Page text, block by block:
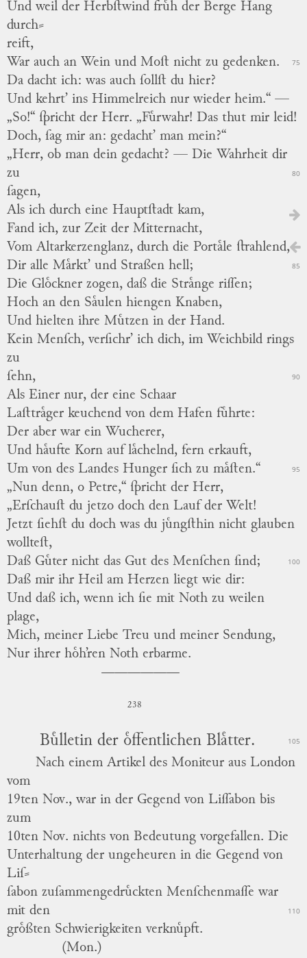
Und weil der Herbſtwind fruͤh der Berge Hang
durch⸗
reift,
War auch an Wein und Moſt nicht zu gedenken. 75
Da dacht ich: was auch ſollſt du hier?
Und kehrt’ ins Himmelreich nur wieder heim.“ —
„So!“ ſpricht der Herr. „Fuͤrwahr! Das thut mir leid!
Doch, ſag mir an: gedacht’ man mein?“
„Herr, ob man dein gedacht? — Die Wahrheit dir
zu
80
ſagen,
Als ich durch eine Hauptſtadt kam,
Fand ich, zur Zeit der Mitternacht,
Vom Altarkerzenglanz, durch die Portaͤle ſtrahlend,
Dir alle Maͤrkt’ und Straßen hell;
85
Die Gloͤckner zogen, daß die Straͤnge riſſen;
Hoch an den Saͤulen hiengen Knaben,
Und hielten ihre Muͤtzen in der Hand.
Kein Menſch, verſichr’ ich dich, im Weichbild rings
zu
ſehn,
90
Als Einer nur, der eine Schaar
Laſttraͤger keuchend von dem Hafen fuͤhrte:
Der aber war ein Wucherer,
Und haͤufte Korn auf laͤchelnd, fern erkauft,
Um von des Landes Hunger ſich zu maͤſten.“
95
„Nun denn, o Petre,“ ſpricht der Herr,
„Erſchauſt du jetzo doch den Lauf der Welt!
Jetzt ſiehſt du doch was du juͤngſthin nicht glauben
wollteſt,
Daß Guͤter nicht das Gut des Menſchen ſind;
100
Daß mir ihr Heil am Herzen liegt wie dir:
Und daß ich, wenn ich ſie mit Noth zu weilen
plage,
Mich, meiner Liebe Treu und meiner Sendung,
Nur ihrer hoͤh’ren Noth erbarme.
238
Buͤlletin der oͤffentlichen Blaͤtter. 105
Nach einem Artikel des Moniteur aus London
vom
19ten Nov., war in der Gegend von Liſſabon bis
zum
10ten Nov. nichts von Bedeutung vorgefallen. Die
Unterhaltung der ungeheuren in die Gegend von
Liſ⸗
ſabon zuſammengedruͤckten Menſchenmaſſe war
mit den
110
groͤßten Schwierigkeiten verknuͤpft.
(Mon.)